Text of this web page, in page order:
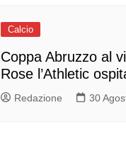
Calcio
Coppa Abruzzo al
Rose l’Athletic
Redazione 30